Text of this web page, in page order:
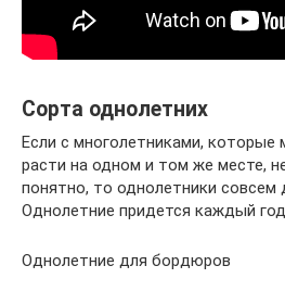
Сорта однолетних
Если с многолетниками, которые
расти на одном и том же месте,
понятно, то однолетники совсем
Однолетние придется каждый
Однолетние для бордюров